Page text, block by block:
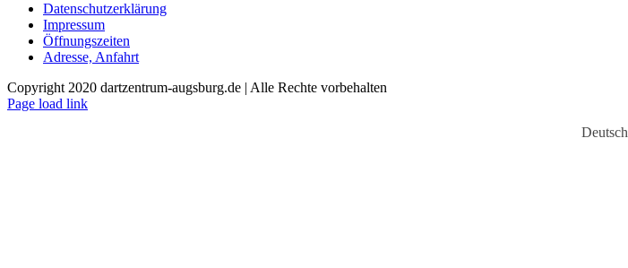
Datenschutzerklärung
Impressum
Öffnungszeiten
Adresse, Anfahrt
Copyright 2020 dartzentrum-augsburg.de | Alle Rechte vorbehalten
Facebook
Instagram
YouTube
Page load link
Deutsch